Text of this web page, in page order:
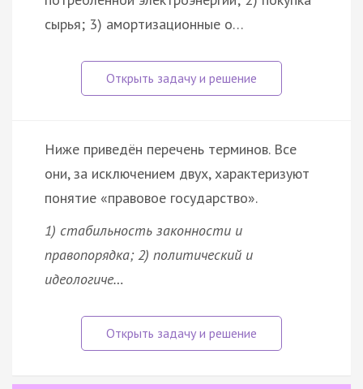
сырья; 3) амортизационные о…
Ниже приведён перечень терминов. Все
они, за исключением двух, характеризуют
понятие «правовое государство».
1) стабильность законности и
правопорядка; 2) политический и
идеологиче…